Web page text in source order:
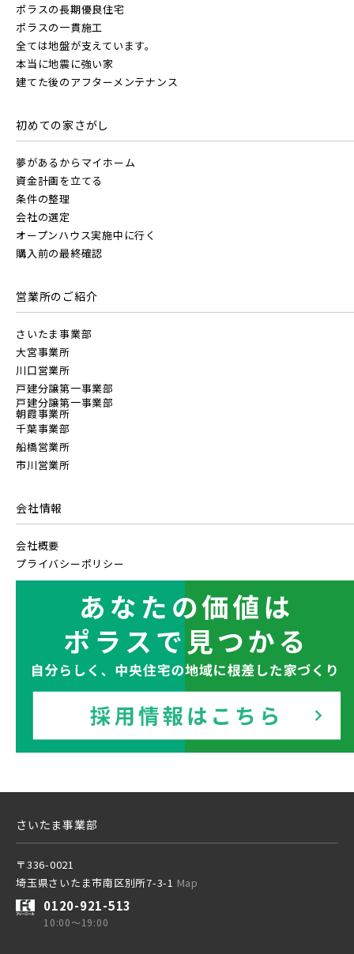
JR東北本線 [宇都宮線]
JR高崎線
JR武蔵野線
JR常磐線 [各駅停車]
JR常磐線 [快速]
JR常磐線 [上野～仙台]
JR中央・総武線 [各駅停車]
JR京葉線
JR成田線 [我孫子～成田]
JR中央線
東武スカイツリーライン
東武日光線
【予告広告】リーズン青砥 アイ・ラウンジ
【予告広告】◆京成本線・京成押上線「青砥」駅徒歩8分の駅
近プロジェクト始動!!◆京成押上線「京成立石」駅徒歩10分◆
京成本線「お花茶屋」駅徒歩15分〈3駅2路線...
地図内の物件アイコンを
クリックすると
物件概要が表示されます
地図にあるご希望の物件アイコンをクリックすると
見学OK
駅から10分以内
画像
キッチン
こだわり条件
指定なし
販売開始前の物件
千葉県千葉市稲毛区
埼玉県春日部市 埼玉県春日部市
さらに表示する
JR京浜東北線
JR埼京線
JR川越線
JR東北本線 [宇都宮線]
JR高崎線
JR武蔵野線
JR常磐線 [各駅停車]
JR常磐線 [快速]
JR中央・総武線 [各駅停車]
JR総武線 [快速]
JR京葉線
JR成田線 [我孫子～成田]
JR中央線
見学OK
【予告広告】リーズン青砥 アイ・ラウンジ
近プロジェクト始動!!◆京成押上線「京成立石」駅徒歩10分◆
地図内の物件アイコンを
クリックすると
このカコミに
物件概要が表示されます
地図にあるご希望の物件アイコンをクリックすると
見学OK
見学不可
すぐに入居可能
地域
すべて
画像
すべて
キッチン
こだわり条件
指定なし
販売開始前の物件
埼玉県川口市 埼玉県所沢市
ポラスの長期優良住宅
ポラスの一貫施工
全ては地盤が支えています。
本当に地震に強い家
建てた後のアフターメンテナンス
初めての家さがし
夢があるからマイホーム
資金計画を立てる
条件の整理
会社の選定
オープンハウス実施中に行く
購入前の最終確認
営業所のご紹介
さいたま事業部
大宮事業所
川口営業所
戸建分譲第一事業部
戸建分譲第一事業部
朝霞事業所
千葉事業部
船橋営業所
市川営業所
会社情報
会社概要
プライバシーポリシー
さいたま事業部
〒336-0021
埼玉県さいたま市南区別所7-3-1 Map
0120-921-513
10:00～19:00